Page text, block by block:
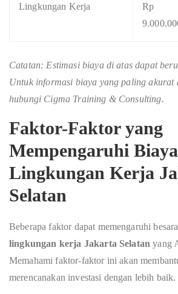
Lingkungan Kerja
Rp
Catatan: Estimasi biaya di atas dapat
Untuk informasi biaya yang paling akurat
hubungi Cigma Training & Consulting.
Faktor-Faktor yang
Mempengaruhi
Lingkungan Kerja
Selatan
Beberapa faktor dapat memengaruhi
lingkungan kerja Jakarta Selatan yang
Memahami faktor-faktor ini akan
merencanakan investasi dengan lebih baik.